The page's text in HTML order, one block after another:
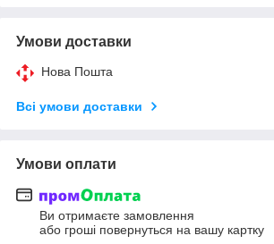
Умови доставки
Нова Пошта
Всі умови доставки
Умови оплати
Ви отримаєте замовлення
або гроші повернуться на вашу картку